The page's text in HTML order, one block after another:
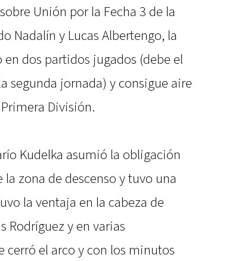
Unión por la Fecha 3 de la
Nadalín y Lucas Albertengo, la
dos partidos jugados (debe el
segunda jornada) y consigue aire
División.
Kudelka asumió la obligación
zona de descenso y tuvo una
la ventaja en la cabeza de
Rodríguez y en varias
cerró el arco y con los minutos